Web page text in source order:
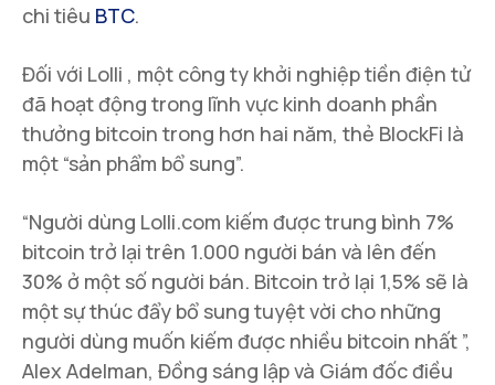
chi tiêu BTC.
Đối với Lolli , một công ty khởi nghiệp tiền điện tử
đã hoạt động trong lĩnh vực kinh doanh phần
thưởng bitcoin trong hơn hai năm, thẻ BlockFi là
một “sản phẩm bổ sung”.
“Người dùng Lolli.com kiếm được trung bình 7%
bitcoin trở lại trên 1.000 người bán và lên đến
30% ở một số người bán. Bitcoin trở lại 1,5% sẽ là
một sự thúc đẩy bổ sung tuyệt vời cho những
người dùng muốn kiếm được nhiều bitcoin nhất ”,
Alex Adelman, Đồng sáng lập và Giám đốc điều